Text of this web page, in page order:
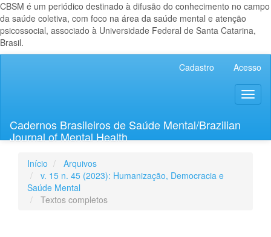
CBSM é um periódico destinado à difusão do conhecimento no campo
da saúde coletiva, com foco na área da saúde mental e atenção
psicossocial, associado à Universidade Federal de Santa Catarina,
Brasil.
Lateral
Cadastro Acesso
Cadernos Brasileiros de Saúde Mental/Brazilian
Journal of Mental Health
Início
Arquivos
v. 15 n. 45 (2023): Humanização, Democracia e
Saúde Mental
Textos completos